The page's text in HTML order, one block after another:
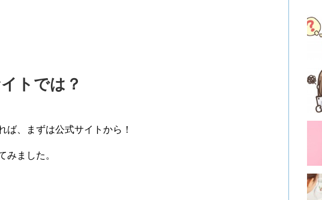
トでは？
ば、まずは公式サイトから！
みました。